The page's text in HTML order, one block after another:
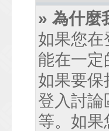
» 為什麼
如果您在
能在一定
如果要保
登入討
等。如